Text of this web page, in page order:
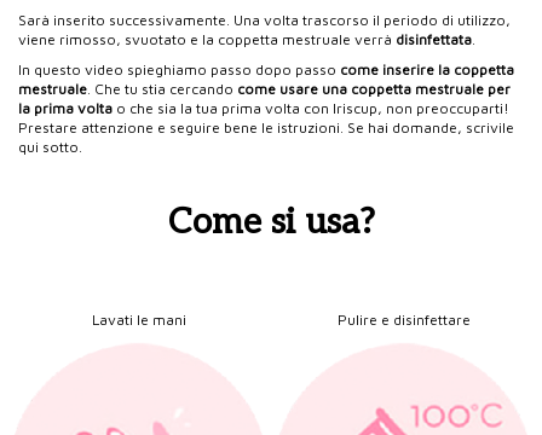
Sarà inserito successivamente. Una volta trascorso il periodo di utilizzo,
viene rimosso, svuotato e la coppetta mestruale verrà disinfettata
In questo video spieghiamo passo dopo passo come inserire la coppetta
mestruale. Che tu stia cercando come usare una coppetta mestruale per
la prima volta o che sia la tua prima volta con Iriscup, non preoccuparti!
Prestare attenzione e seguire bene le istruzioni. Se hai domande, scrivile
qui sotto.
Come si usa?
Lavati le mani Pulire e disinfettare